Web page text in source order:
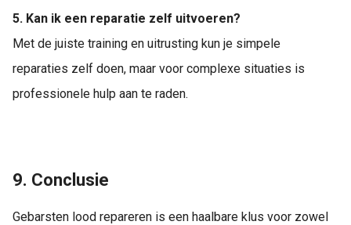
5. Kan ik een reparatie zelf uitvoeren?
Met de juiste training en uitrusting kun je simpele
reparaties zelf doen, maar voor complexe situaties is
professionele hulp aan te raden.
9. Conclusie
Gebarsten lood repareren is een haalbare klus voor zowel